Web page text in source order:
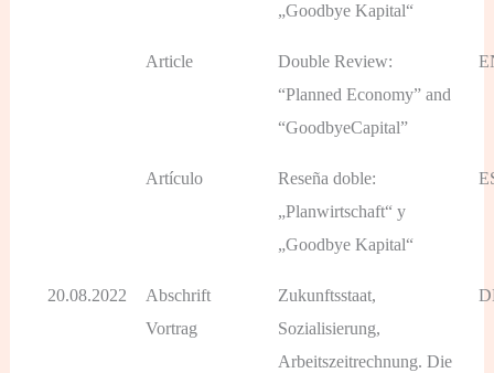
„Goodbye Kapital“
Article
Double Review:
“Planned Economy” and
“GoodbyeCapital”
Artículo
Reseña doble:
„Planwirtschaft“ y
„Goodbye Kapital“
20.08.2022
Abschrift
Vortrag
Zukunftsstaat,
Sozialisierung,
Arbeitszeitrechnung. Die